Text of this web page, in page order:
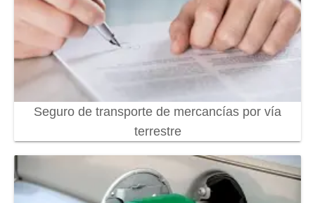
Seguro de transporte de mercancías por vía
terrestre